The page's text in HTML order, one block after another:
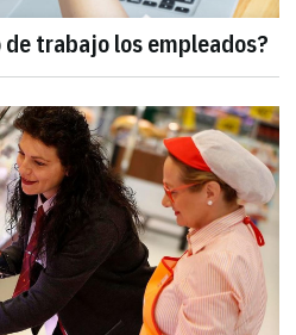
de trabajo los empleados?